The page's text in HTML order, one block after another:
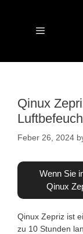
Menu
Qinux
Feber 26, 2024
Wenn Sie
Qinux
Qinux Zepriz ist
zu 10 Stunden